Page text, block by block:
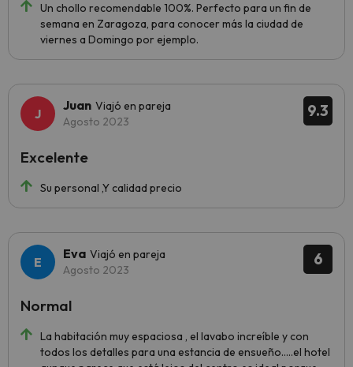
Un chollo recomendable 100%. Perfecto para un fin de
semana en Zaragoza, para conocer más la ciudad de
viernes a Domingo por ejemplo.
9.3
Juan Viajó en pareja
Agosto 2023
Su personal ,Y calidad precio
Excelente
6
Eva Viajó en pareja
Agosto 2023
La habitación muy espaciosa , el lavabo increíble y con
todos los detalles para una estancia de ensueño.....el hotel
Normal